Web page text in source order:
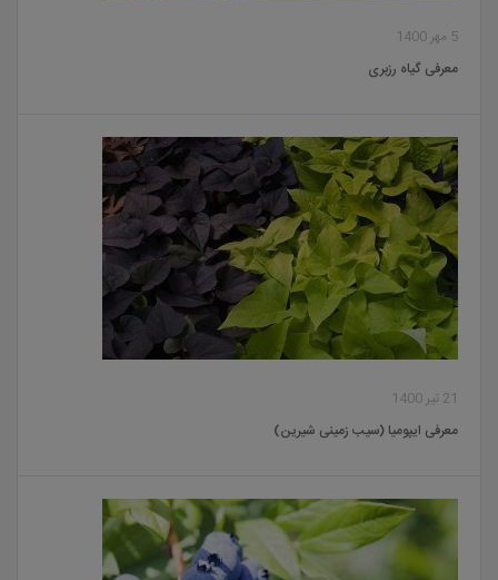
5 مهر 1400
معرفی گیاه رزبری
21 تیر 1400
معرفی ایپومیا (سیب زمینی شیرین)